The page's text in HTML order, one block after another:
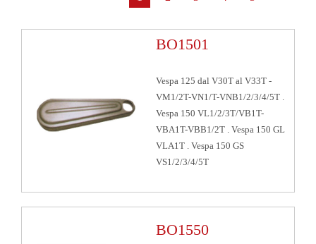
BO1501
Vespa 125 dal V30T al V33T -
VM1/2T-VN1/T-VNB1/2/3/4/5T .
Vespa 150 VL1/2/3T/VB1T-
VBA1T-VBB1/2T . Vespa 150 GL
VLA1T . Vespa 150 GS
VS1/2/3/4/5T
BO1550